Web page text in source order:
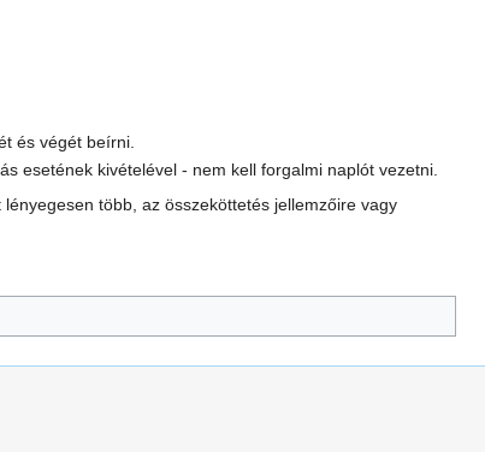
és végét beírni.
esetének kivételével - nem kell forgalmi naplót vezetni.
több, az összeköttetés jellemzőire vagy